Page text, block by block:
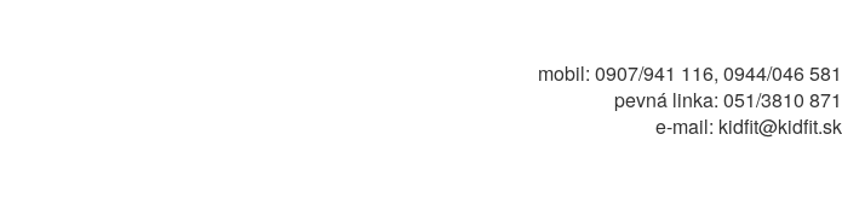
mobil: 0907/941 116, 0944/046 581
pevná linka: 051/3810 871
e-mail: kidfit@kidfit.sk